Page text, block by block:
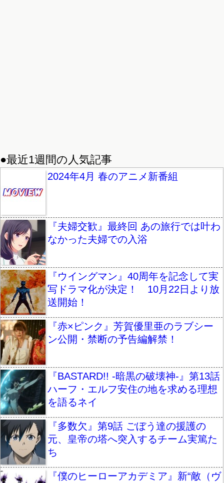
●最近1週間の人気記事
2024年4月 春のアニメ新番組
『夫婦交歓』最終回 あの旅行では叶わ
なかった夫婦での入浴
『ウイングマン』40周年を記念して実
写ドラマ化が決定！ 10月22日より放
送開始！
『赤×ピンク』芳賀優里亜のラブシー
ン公開・禁断の予告編解禁！
『BASTARD!! -暗黒の破壊神-』第13話
ハーフ・エルフ安住の地を求める理想
を語るネイ
『多数欠』第9話 ごぼう達の援護の
元、皇帝の塔へ突入するチーム実篤た
ち
『僕のヒーローアカデミア』新“敵（ヴ